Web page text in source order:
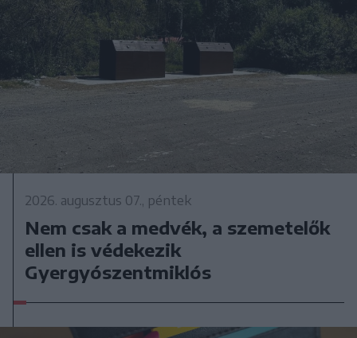
2026. augusztus 07., péntek
Nem csak a medvék, a szemetelők
ellen is védekezik
Gyergyószentmiklós